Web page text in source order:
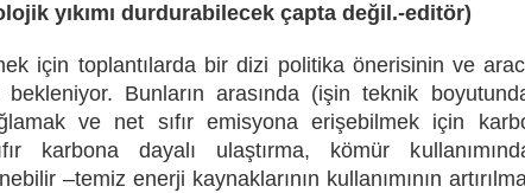
yıkımı durdurabilecek çapta değil.-editör)
için toplantılarda bir dizi politika önerisinin ve
bekleniyor. Bunların arasında (işin teknik
ve net sıfır emisyona erişebilmek için
karbona dayalı ulaştırma, kömür
–temiz enerji kaynaklarının kullanımının